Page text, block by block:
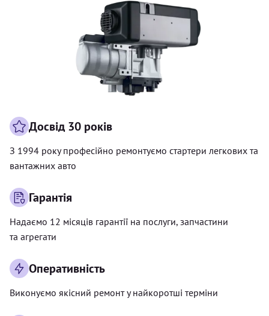
Досвід 30 років
З 1994 року професійно ремонтуємо стартери легкових та
вантажних авто
Гарантія
Надаємо 12 місяців гарантії на послуги, запчастини
та агрегати
Оперативність
Виконуємо якісний ремонт у найкоротші терміни